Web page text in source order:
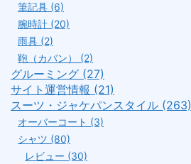
筆記具 (6)
腕時計 (20)
雨具 (2)
鞄（カバン） (2)
グルーミング (27)
サイト運営情報 (21)
スーツ・ジャケパンスタイル (263)
オーバーコート (3)
シャツ (80)
レビュー (30)